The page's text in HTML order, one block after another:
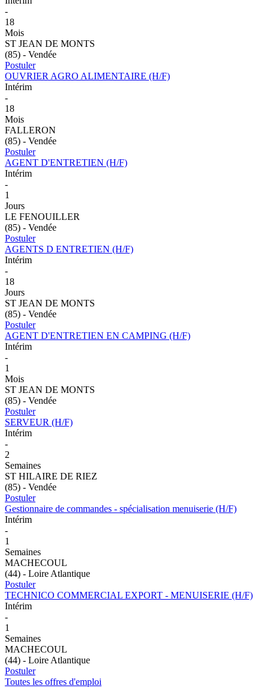
-
18
Mois
ST JEAN DE MONTS
(85) - Vendée
Postuler
OUVRIER AGRO ALIMENTAIRE (H/F)
Intérim
-
18
Mois
FALLERON
(85) - Vendée
Postuler
AGENT D'ENTRETIEN (H/F)
Intérim
-
1
Jours
LE FENOUILLER
(85) - Vendée
Postuler
AGENTS D ENTRETIEN (H/F)
Intérim
-
18
Jours
ST JEAN DE MONTS
(85) - Vendée
Postuler
AGENT D'ENTRETIEN EN CAMPING (H/F)
Intérim
-
1
Mois
ST JEAN DE MONTS
(85) - Vendée
Postuler
SERVEUR (H/F)
Intérim
-
2
Semaines
ST HILAIRE DE RIEZ
(85) - Vendée
Postuler
Gestionnaire de commandes - spécialisation menuiserie (H/F)
Intérim
-
1
Semaines
MACHECOUL
(44) - Loire Atlantique
Postuler
TECHNICO COMMERCIAL EXPORT - MENUISERIE (H/F)
Intérim
-
1
Semaines
MACHECOUL
(44) - Loire Atlantique
Postuler
Toutes les offres d'emploi